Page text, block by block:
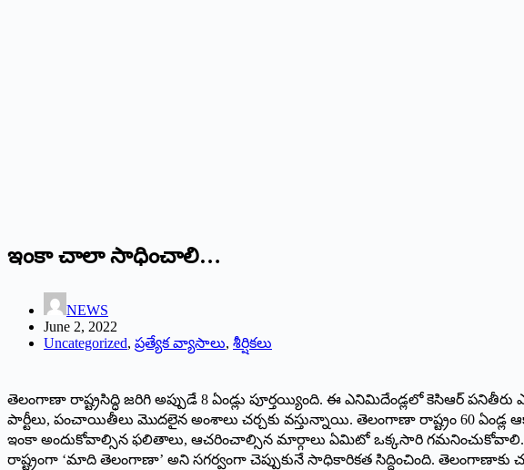
ఇం‌కా చాలా సాధించాలి…
NEWS
June 2, 2022
Uncategorized, ప్రత్యేక వ్యాసాలు, శీర్షికలు
తెలంగాణా రాష్ట్రసిద్ధి జరిగి అప్పుడే 8 ఏండ్లు పూర్తయ్యింది. ఈ ఎనిమిదేండ్లలో కెసిఆర్‌
పార్టీలు, పంచాయితీలు మొదలైన అంశాలు చర్చకు వస్తున్నాయి. తెలంగాణా రాష్ట్రం 60 ఏండ్ల
ఇంకా అందుకోవాల్సిన ఫలితాలు, ఆచరించాల్సిన మార్గాలు ఏమిటో ఒక్కసారి గమనించుకోవాలి.
రాష్ట్రంగా ‘మాది తెలంగాణా’ అని సగర్వంగా చెప్పుకునే సాధికారికత సిద్దించింది. తెలంగాణాకు